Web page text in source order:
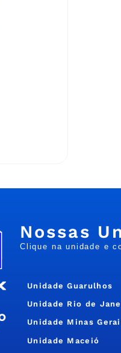
Nossas
Clique na unidade e
Unidade Guarulhos
Unidade Rio de
Unidade Minas
Unidade Maceió